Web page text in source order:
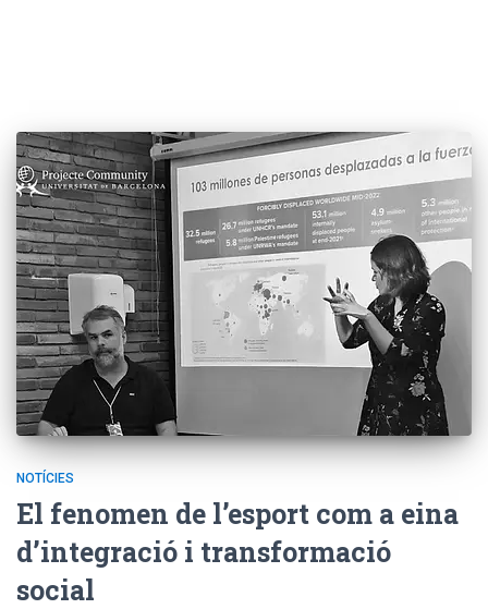
NOTÍCIES
El fenomen de l’esport com a eina
d’integració i transformació
social